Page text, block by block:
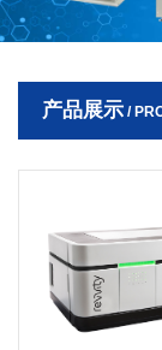
产品展示 /